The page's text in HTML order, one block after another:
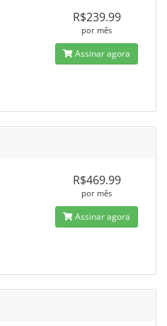
R$239.99
por mês
Assinar agora
R$469.99
por mês
Assinar agora